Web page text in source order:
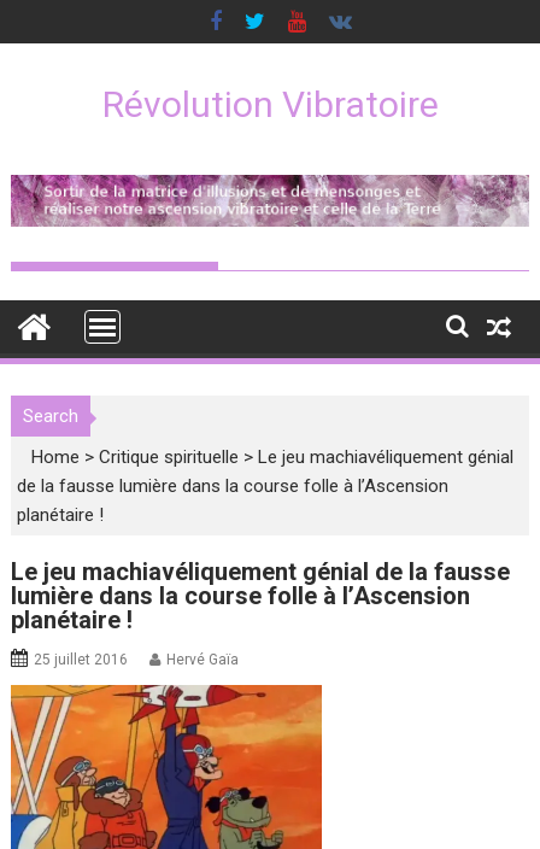
to
Révolution Vibratoire
Search
Home >Critique spirituelle >Le jeu machiavéliquement génial
de la fausse lumière dans la course folle à l’Ascension
planétaire !
Le jeu machiavéliquement génial de la fausse
lumière dans la course folle à l’Ascension
planétaire !
25 juillet 2016 Hervé Gaïa